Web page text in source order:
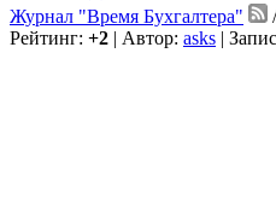
Журнал "Время Бухгалтера"
Рейтинг: +2 | Автор: asks |